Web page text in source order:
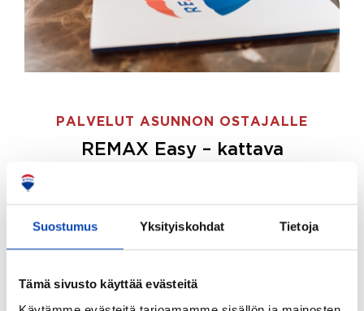
Suostumus Yksityiskohdat Tietoja
Tämä sivusto käyttää evästeitä
PALVELUT ASUNNON OSTAJALLE
REMAX Easy – kattava
ostajille.
Tee ostotoimeksianto ja etsimme juuri